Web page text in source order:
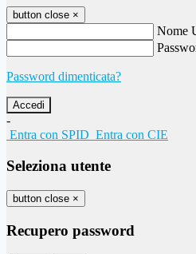
button close ×
Nome
Password dimenticata?
-
Entra con SPID Entra con CIE
Seleziona utente
button close ×
Recupero password